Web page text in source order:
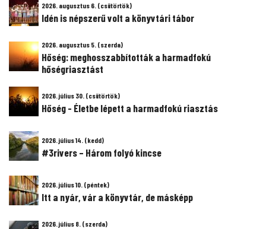
2026. augusztus 6. (csütörtök)
Idén is népszerű volt a könyvtári tábor
2026. augusztus 5. (szerda)
Hőség: meghosszabbították a harmadfokú
hőségriasztást
2026. július 30. (csütörtök)
Hőség - Életbe lépett a harmadfokú riasztás
2026. július 14. (kedd)
#3rivers – Három folyó kincse
2026. július 10. (péntek)
Itt a nyár, vár a könyvtár, de másképp
2026. július 8. (szerda)